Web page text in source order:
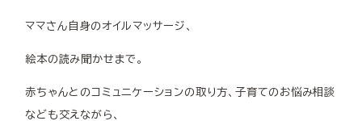
ママさん自身のオイルマッサージ、
絵本の読み聞かせまで。
赤ちゃんとのコミュニケーションの取り方、子育てのお悩み相談
なども交えながら、